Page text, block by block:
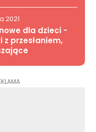
2021
dla dzieci -
z przesłaniem,